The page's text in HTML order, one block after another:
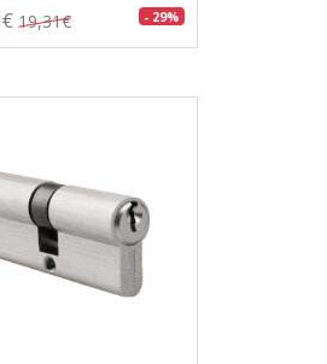
19,31€ - 29%